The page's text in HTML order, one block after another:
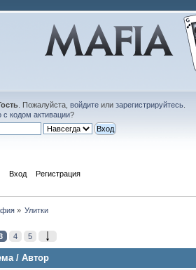
. Пожалуйста,войдите илизарегистрируйтесь
с кодом активации?
Вход Регистрация
» Улитки
4 5
/Автор